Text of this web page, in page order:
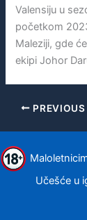
Valensiju u
početkom
Maleziji, gde
ekipi Johor
PREVIOUS
Učešće u